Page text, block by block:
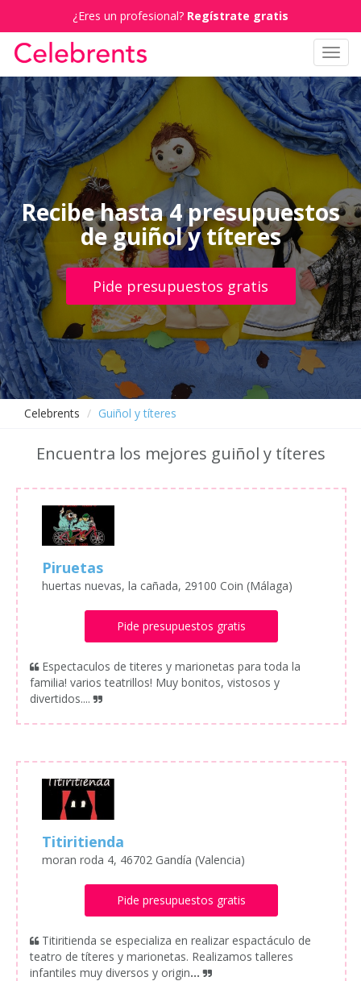
¿Eres un profesional? Regístrate gratis
Recibe hasta 4 presupuestos
de guiñol y títeres
Pide presupuestos gratis
Celebrents Guiñol y títeres
Encuentra los mejores guiñol y títeres
Piruetas
huertas nuevas, la cañada, 29100 Coin (Málaga)
Pide presupuestos gratis
Espectaculos de titeres y marionetas para toda la
familia! varios teatrillos! Muy bonitos, vistosos y
divertidos....
Titiritienda
moran roda 4, 46702 Gandía (Valencia)
Pide presupuestos gratis
Titiritienda se especializa en realizar espactáculo de
teatro de títeres y marionetas. Realizamos talleres
infantiles muy diversos y origin...